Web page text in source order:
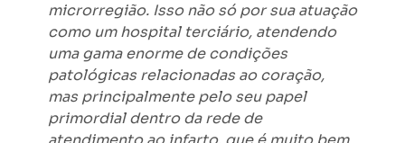
microrregião. Isso não só por sua atuação
como um hospital terciário, atendendo
uma gama enorme de condições
patológicas relacionadas ao coração,
mas principalmente pelo seu papel
primordial dentro da rede de